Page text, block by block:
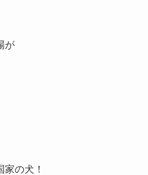
が
の犬！